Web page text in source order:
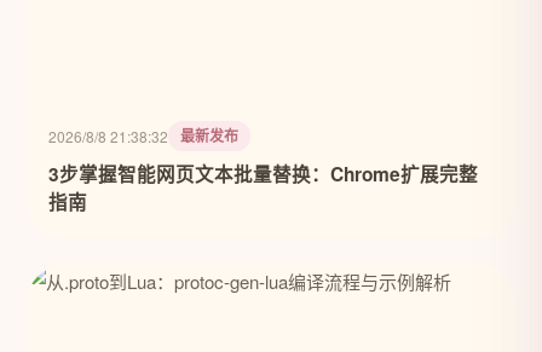
2026/8/8 21:38:32 最新发布
3步掌握智能网页文本批量替换：Chrome扩展完整
指南